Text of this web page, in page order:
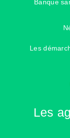
Banque
Les
Les